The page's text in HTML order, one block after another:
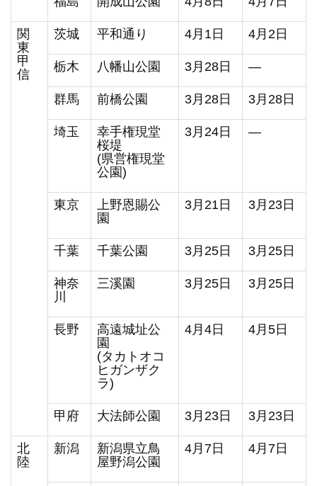
関
東
甲
信
茨城 平和通り 4月1日 4月2日
栃木 八幡山公園 3月28日 ―
群馬 前橋公園 3月28日 3月28日
埼玉
幸手権現堂
桜堤
(県営権現堂
公園)
3月24日 ―
東京
上野恩賜公
園
3月21日 3月23日
千葉 千葉公園 3月25日 3月25日
神奈
川
三溪園 3月25日 3月25日
長野
高遠城址公
園
(タカトオコ
ヒガンザク
ラ)
4月4日 4月5日
甲府 大法師公園 3月23日 3月23日
北
陸
新潟
新潟県立鳥
屋野潟公園
4月7日 4月7日